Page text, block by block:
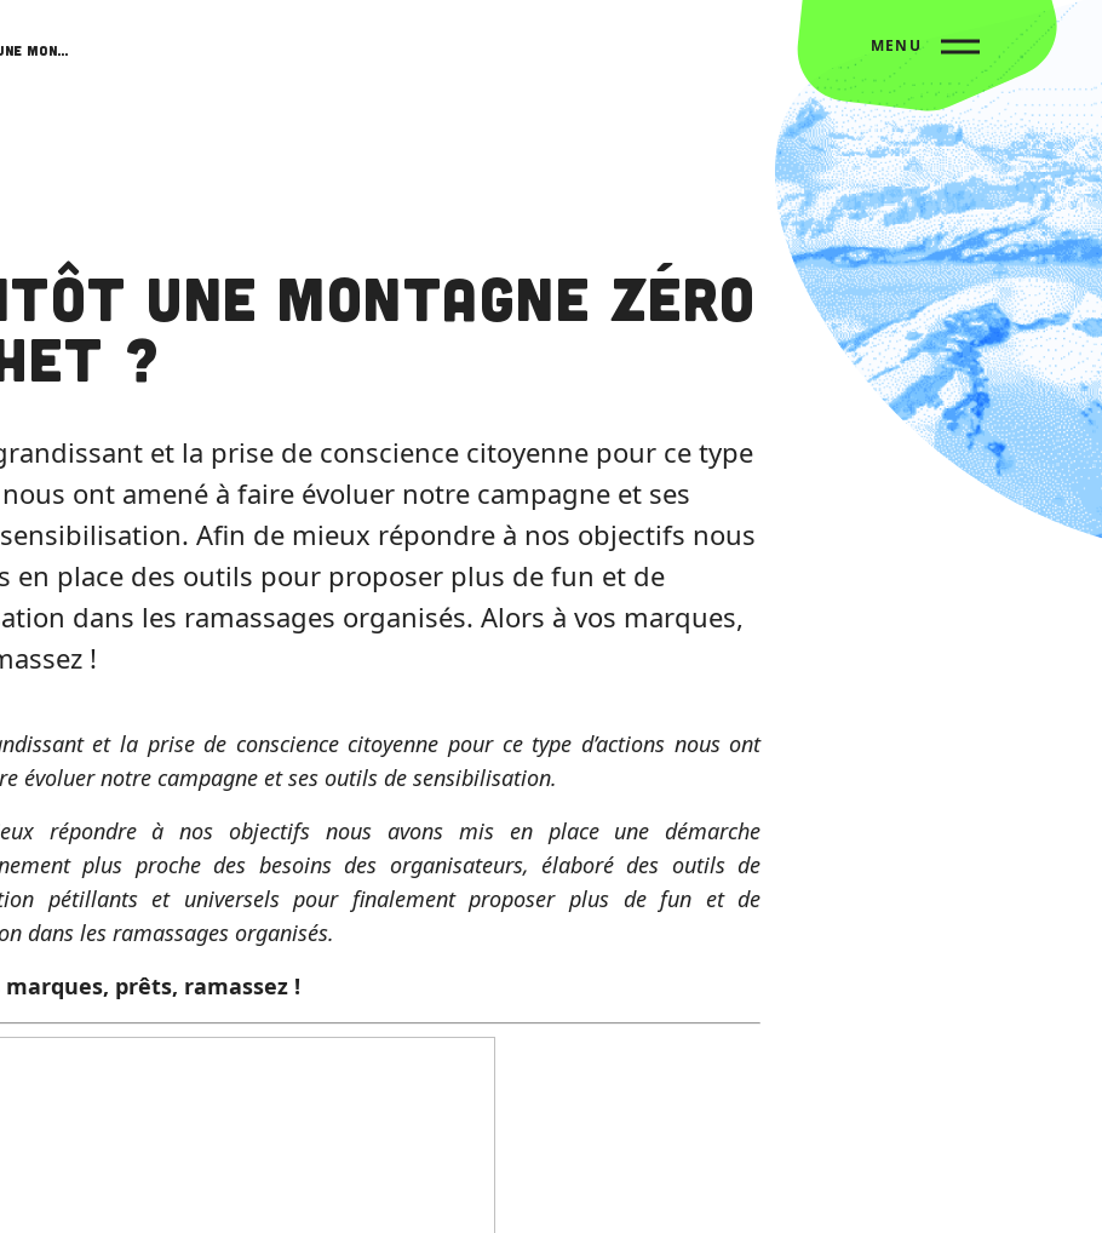
Bientôt une montagne Zéro Déchet ? MENU
une montagne Zéro
?
et la prise de conscience citoyenne pour ce type
nous ont amené à faire évoluer notre campagne et ses
Afin de mieux répondre à nos objectifs nous
en place des outils pour proposer plus de fun et de
dans les ramassages organisés. Alors à vos marques,
!
et la prise de conscience citoyenne pour ce type d’actions nous ont
évoluer notre campagne et ses outils de sensibilisation.
répondre à nos objectifs nous avons mis en place une démarche
plus proche des besoins des organisateurs, élaboré des outils de
pétillants et universels pour finalement proposer plus de fun et de
dans les ramassages organisés.
marques, prêts, ramassez !